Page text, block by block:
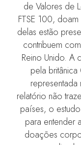
de Valores de
FTSE 100,
delas estão
contribuem
Reino Unido. A
pela britânica
relatório não
países, o
para entender
doações